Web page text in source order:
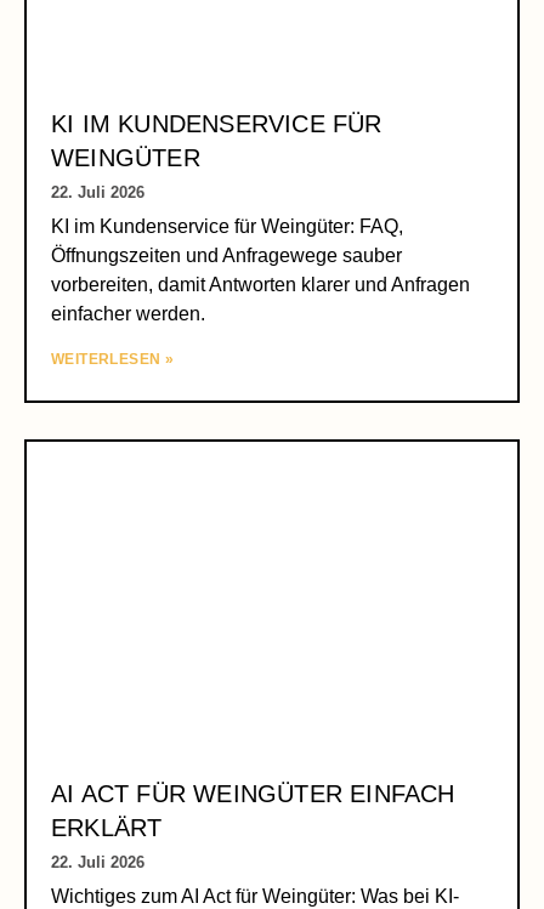
KI IM KUNDENSERVICE FÜR
WEINGÜTER
22. Juli 2026
KI im Kundenservice für Weingüter: FAQ,
Öffnungszeiten und Anfragewege sauber
vorbereiten, damit Antworten klarer und Anfragen
einfacher werden.
WEITERLESEN »
AI ACT FÜR WEINGÜTER EINFACH
ERKLÄRT
22. Juli 2026
Wichtiges zum AI Act für Weingüter: Was bei KI-